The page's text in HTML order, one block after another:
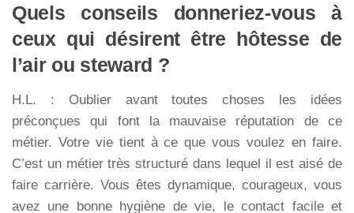
Quels conseils donneriez-vous à
ceux qui désirent être hôtesse de
l’air ou steward ?
H.L. : Oublier avant toutes choses les idées
préconçues qui font la mauvaise réputation de ce
métier. Votre vie tient à ce que vous voulez en faire.
C’est un métier très structuré dans lequel il est aisé de
faire carrière. Vous êtes dynamique, courageux, vous
avez une bonne hygiène de vie, le contact facile et